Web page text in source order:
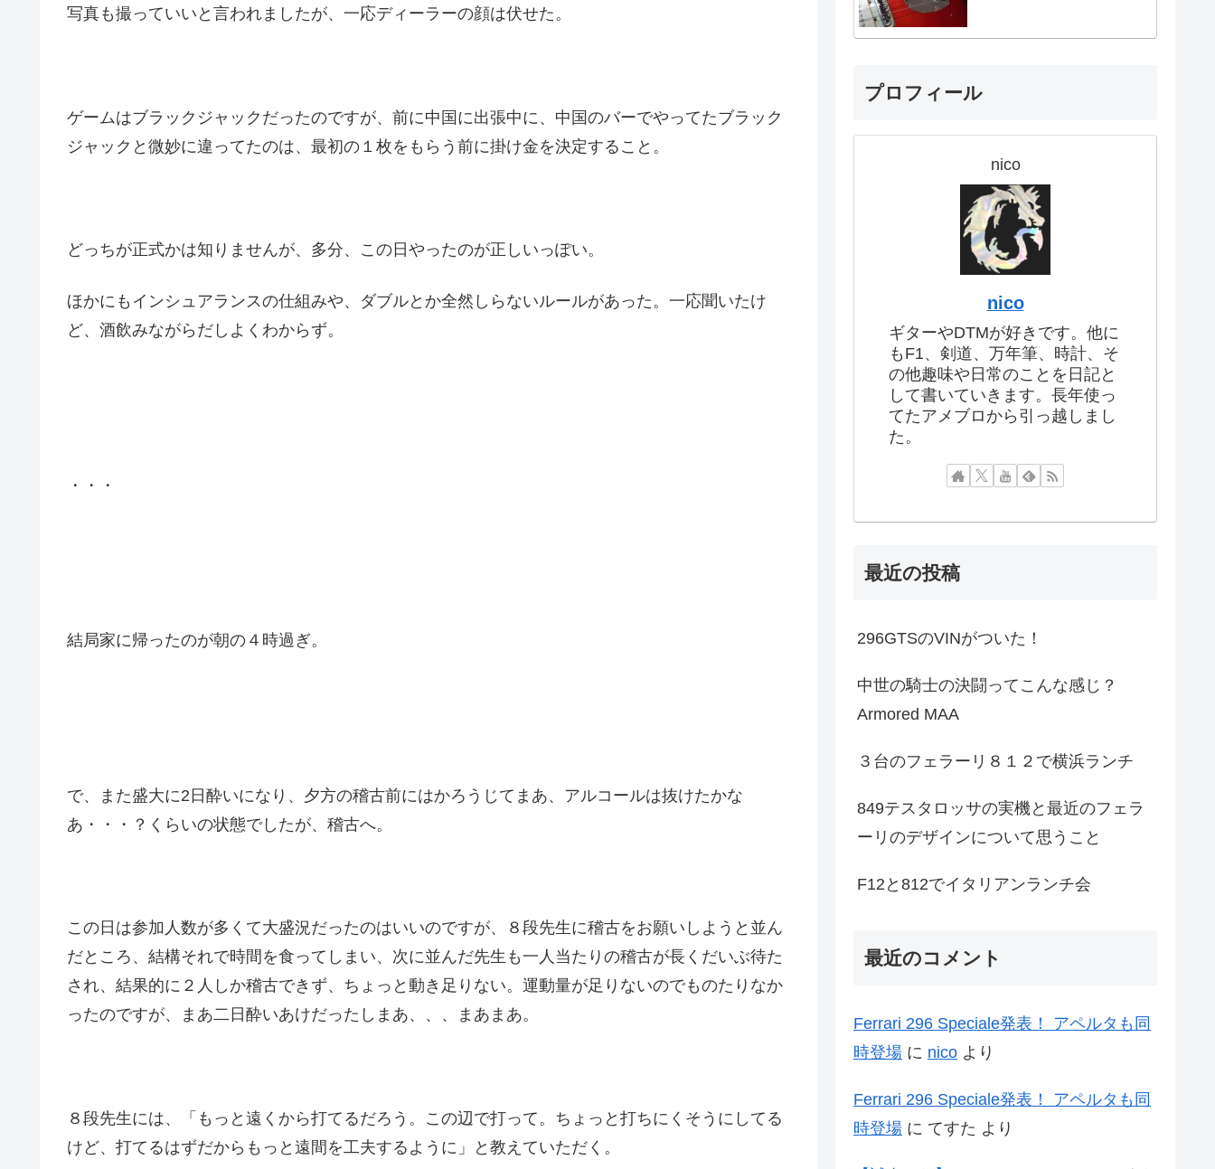
写真も撮っていいと言われましたが、一応ディーラーの顔は伏せた。
ゲームはブラックジャックだったのですが、前に中国に出張中に、中国のバーでやってたブラック
ジャックと微妙に違ってたのは、最初の１枚をもらう前に掛け金を決定すること。
どっちが正式かは知りませんが、多分、この日やったのが正しいっぽい。
ほかにもインシュアランスの仕組みや、ダブルとか全然しらないルールがあった。一応聞いたけ
ど、酒飲みながらだしよくわからず。
・・・
結局家に帰ったのが朝の４時過ぎ。
で、また盛大に2日酔いになり、夕方の稽古前にはかろうじてまあ、アルコールは抜けたかな
あ・・・？くらいの状態でしたが、稽古へ。
この日は参加人数が多くて大盛況だったのはいいのですが、８段先生に稽古をお願いしようと並ん
だところ、結構それで時間を食ってしまい、次に並んだ先生も一人当たりの稽古が長くだいぶ待た
され、結果的に２人しか稽古できず、ちょっと動き足りない。運動量が足りないのでものたりなか
ったのですが、まあ二日酔いあけだったしまあ、、、まあまあ。
８段先生には、「もっと遠くから打てるだろう。この辺で打って。ちょっと打ちにくそうにしてる
けど、打てるはずだからもっと遠間を工夫するように」と教えていただく。
プロフィール
nico
nico
ギターやDTMが好きです。他に
もF1、剣道、万年筆、時計、そ
の他趣味や日常のことを日記と
して書いていきます。長年使っ
てたアメブロから引っ越しまし
た。
最近の投稿
296GTSのVINがついた！
中世の騎士の決闘ってこんな感じ？
Armored MAA
３台のフェラーリ８１２で横浜ランチ
849テスタロッサの実機と最近のフェラ
ーリのデザインについて思うこと
F12と812でイタリアンランチ会
最近のコメント
Ferrari 296 Speciale発表！ アペルタも同
時登場 に nico より
Ferrari 296 Speciale発表！ アペルタも同
時登場 に てすた より